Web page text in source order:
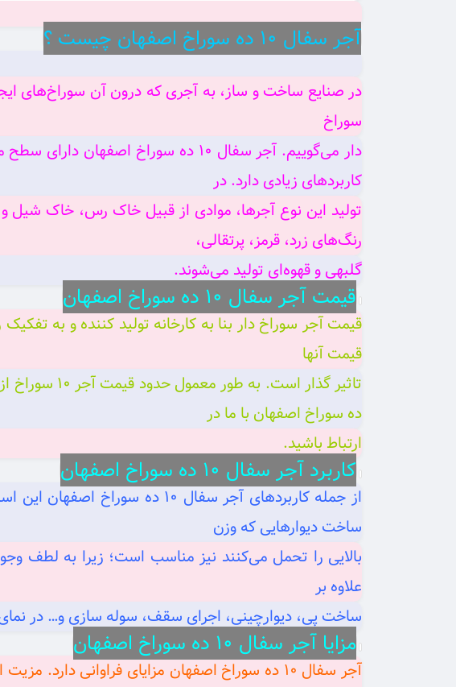
آجر سفال ۱۰ ده سوراخ اصفهان چیست ؟
سوراخ
کاربردهای زیادی دارد. در
رنگ‌های زرد، قرمز، پرتقالی،
گلبهی و قهوه‌ای تولید می‌شوند.
قیمت آجر سفال ۱۰ ده سوراخ اصفهان
قیمت آجر سوراخ دار بنا به کارخانه تولید کننده و به
قیمت آنها
ده سوراخ اصفهان با ما در
ارتباط باشید.
کاربرد آجر سفال ۱۰ ده سوراخ اصفهان
از جمله کاربردهای آجر سفال
ساخت دیوارهایی که وزن
بالایی را تحمل می‌کنند نیز مناسب است؛ زیرا به لطف
علاوه بر
ساخت پی، دیوارچینی، اجرای سقف، سوله سازی و… در نمای
مزایا آجر سفال ۱۰ ده سوراخ اصفهان
آجر سفال ۱۰ ده سوراخ اصفهان مزایای فراوانی